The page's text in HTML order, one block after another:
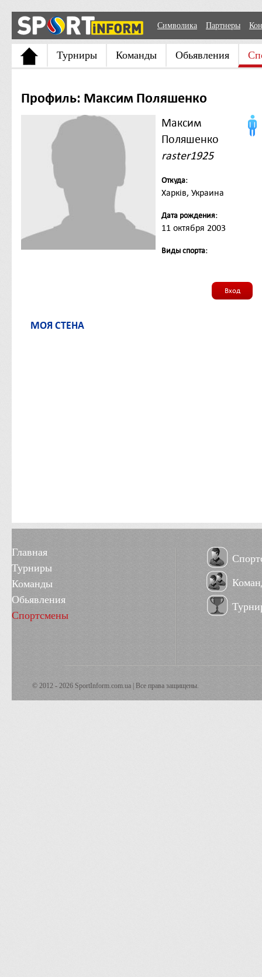
Символика Партнеры
Турниры Команды Обьявления
Профиль: Максим Поляшенко
Максим
Поляшенко
raster1925
Откуда:
Харків, Украина
Дата рождения:
11 октября 2003
Виды спорта:
Вход
МОЯ СТЕНА
Главная
Турниры
Команды
Обьявления
Спортсмены
© 2012 - 2026 SportInform.com.ua | Все права защищены.